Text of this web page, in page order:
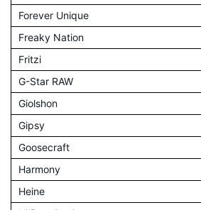
Forever Unique
Freaky Nation
Fritzi
G-Star RAW
Giolshon
Gipsy
Goosecraft
Harmony
Heine